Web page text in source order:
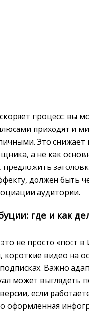
процесс: вы
приходят и
Это
а не как
предложить
должен быть
аудитории.
где и как
не просто «пост в
видео на
Важно
может выглядеть
если
оформленная